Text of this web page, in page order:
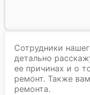
Сотрудники
детально
ее причинах и о
ремонт. Также
ремонта.